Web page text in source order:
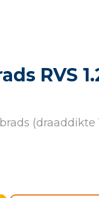
RVS
(draaddikte